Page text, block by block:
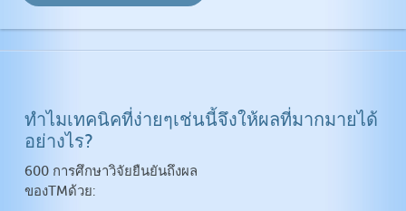
โรคนอนไม่หลับ
ความมั่นคงทางอารมณ์
สุขภาพโดยทั่วไป
การสะสมไขมันในหลอดเลือด
คอเลสเตอรอล
ทำไมเทคนิคที่ง่ายๆเช่นนี้จึงให้ผลที่มากมายได้
อย่างไร?
600 การศึกษาวิจัยยืนยันถึงผล
ของTMด้วย: